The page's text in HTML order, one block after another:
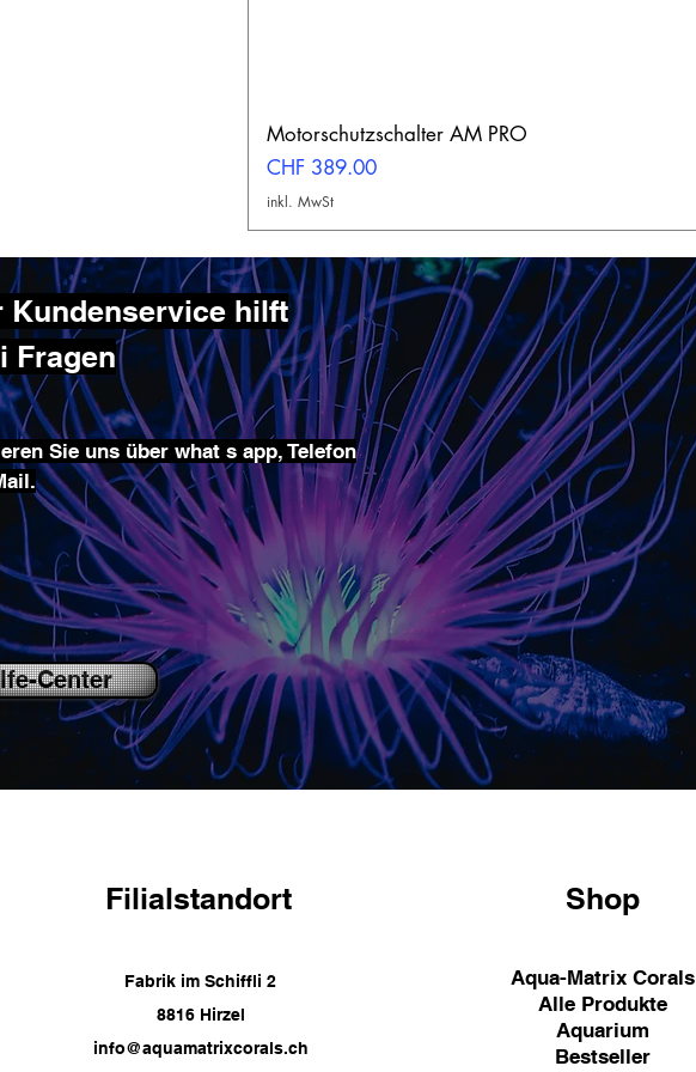
Motorschutzschalter AM PRO
Preis
CHF 389.00
inkl. MwSt
Kundenservice hilft
Fragen
Sie uns über what s app, Telefon
Center
Filialstandort
Fabrik im Schiffli 2
8816 Hirzel
info@aquamatrixcorals.ch
Shop
Aqua-Matrix Corals
Alle Produkte
Aquarium
Bestseller